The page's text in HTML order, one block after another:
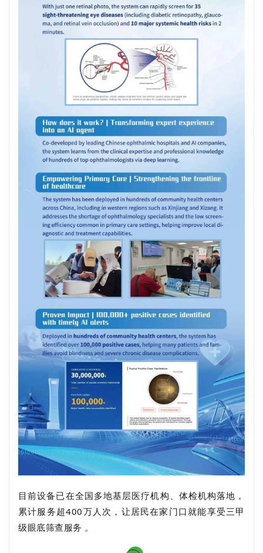
目前设备已在全国多地基层医疗机构、体检机构落地，
累计服务超400万人次，让居民在家门口就能享受三甲
级眼底筛查服务 。